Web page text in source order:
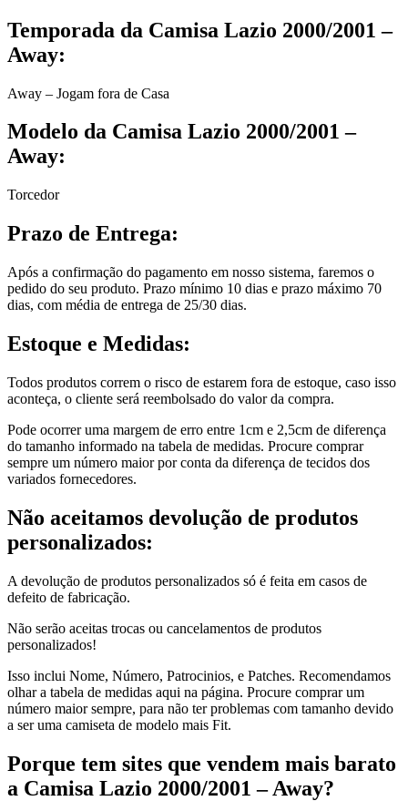
Temporada da Camisa Lazio 2000/2001 –
Away:
Away – Jogam fora de Casa
Modelo da Camisa Lazio 2000/2001 –
Away:
Torcedor
Prazo de Entrega:
Após a confirmação do pagamento em nosso sistema, faremos o
pedido do seu produto. Prazo mínimo 10 dias e prazo máximo 70
dias, com média de entrega de 25/30 dias.
Estoque e Medidas:
Todos produtos correm o risco de estarem fora de estoque, caso isso
aconteça, o cliente será reembolsado do valor da compra.
Pode ocorrer uma margem de erro entre 1cm e 2,5cm de diferença
do tamanho informado na tabela de medidas. Procure comprar
sempre um número maior por conta da diferença de tecidos dos
variados fornecedores.
Não aceitamos devolução de produtos
personalizados:
A devolução de produtos personalizados só é feita em casos de
defeito de fabricação.
Não serão aceitas trocas ou cancelamentos de produtos
personalizados!
Isso inclui Nome, Número, Patrocinios, e Patches. Recomendamos
olhar a tabela de medidas aqui na página. Procure comprar um
número maior sempre, para não ter problemas com tamanho devido
a ser uma camiseta de modelo mais Fit.
Porque tem sites que vendem mais barato
a Camisa Lazio 2000/2001 – Away?